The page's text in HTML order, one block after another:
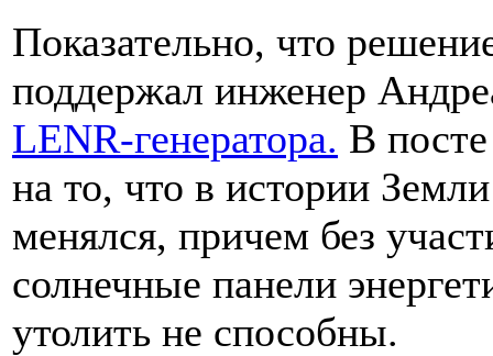
Показательно, что
поддержал инженер
LENR-генератора. В
на то, что в истории
менялся, причем без
солнечные панели
утолить не способны.